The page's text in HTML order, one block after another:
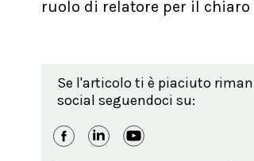
ruolo di relatore per il
Se l'articolo ti è piaciuto
social seguendoci su: